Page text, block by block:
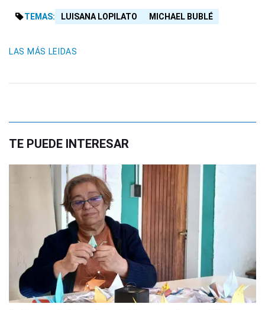
TEMAS: LUISANA LOPILATO MICHAEL BUBLÉ
LAS MÁS LEIDAS
TE PUEDE INTERESAR